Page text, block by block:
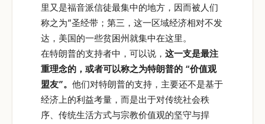
里又是福音派信徒最集中的地方，因而被人们
称之为”圣经带；第三，这一区域经济相对不发
达，美国的一些贫困州就集中在这里。
在特朗普的支持者中，可以说， 这一支是最注
重理念的，或者可以称之为特朗普的 “价值观
盟友”。 他们对特朗普的支持，主要还不是基于
经济上的利益考量，而是出于对传统社会秩
序、传统生活方式与宗教价值观的坚守与捍